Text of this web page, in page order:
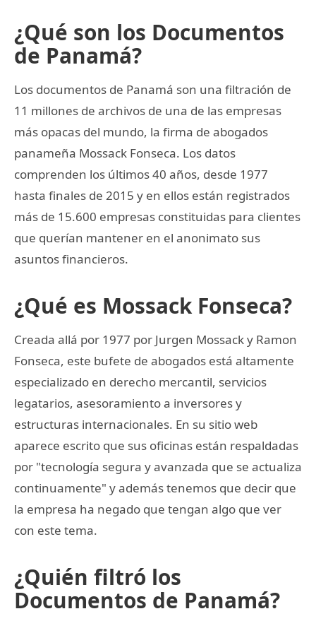
¿Qué son los Documentos
de Panamá?
Los documentos de Panamá son una filtración de
11 millones de archivos de una de las empresas
más opacas del mundo, la firma de abogados
panameña Mossack Fonseca. Los datos
comprenden los últimos 40 años, desde 1977
hasta finales de 2015 y en ellos están registrados
más de 15.600 empresas constituidas para clientes
que querían mantener en el anonimato sus
asuntos financieros.
¿Qué es Mossack Fonseca?
Creada allá por 1977 por Jurgen Mossack y Ramon
Fonseca, este bufete de abogados está altamente
especializado en derecho mercantil, servicios
legatarios, asesoramiento a inversores y
estructuras internacionales. En su sitio web
aparece escrito que sus oficinas están respaldadas
por "tecnología segura y avanzada que se actualiza
continuamente" y además tenemos que decir que
la empresa ha negado que tengan algo que ver
con este tema.
¿Quién filtró los
Documentos de Panamá?